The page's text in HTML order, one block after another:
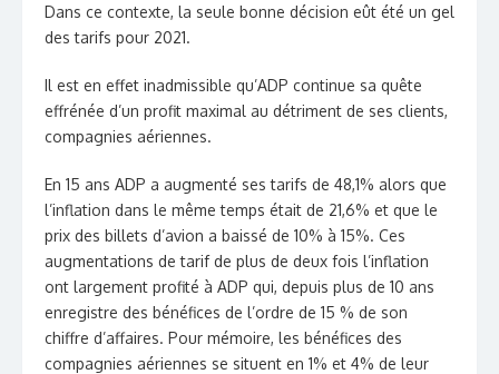
Dans ce contexte, la seule bonne décision eût été un gel
des tarifs pour 2021.
Il est en effet inadmissible qu’ADP continue sa quête
effrénée d’un profit maximal au détriment de ses clients,
compagnies aériennes.
En 15 ans ADP a augmenté ses tarifs de 48,1% alors que
l’inflation dans le même temps était de 21,6% et que le
prix des billets d’avion a baissé de 10% à 15%. Ces
augmentations de tarif de plus de deux fois l’inflation
ont largement profité à ADP qui, depuis plus de 10 ans
enregistre des bénéfices de l’ordre de 15 % de son
chiffre d’affaires. Pour mémoire, les bénéfices des
compagnies aériennes se situent en 1% et 4% de leur